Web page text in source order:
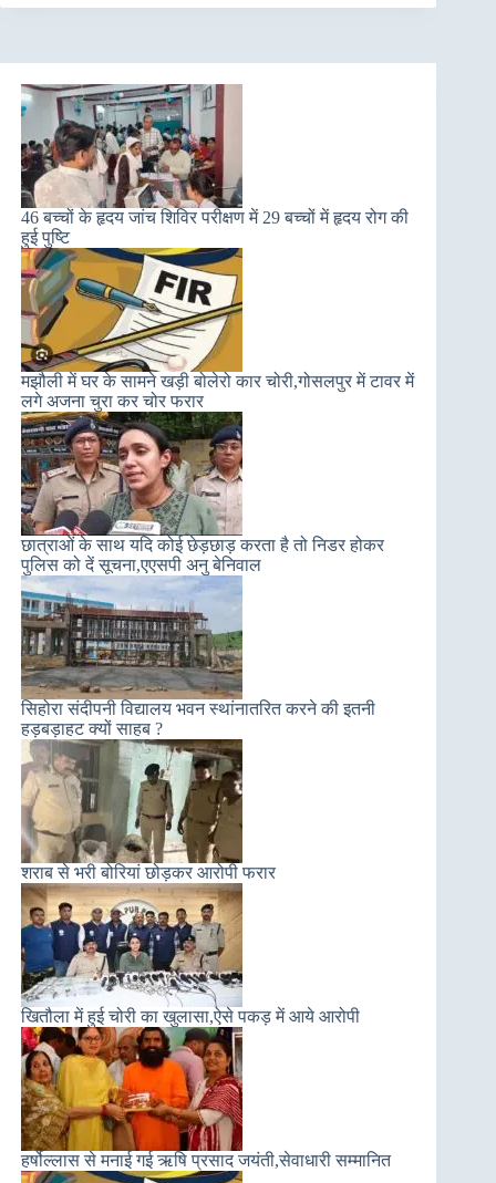
46 बच्चों के हृदय जांच शिविर परीक्षण में 29 बच्चों में हृदय रोग की
हुई पुष्टि
मझौली में घर के सामने खड़ी बोलेरो कार चोरी,गोसलपुर में टावर में
लगे अजना चुरा कर चोर फरार
छात्राओं के साथ यदि कोई छेड़छाड़ करता है तो निडर होकर
पुलिस को दें सूचना,एएसपी अनु बेनिवाल
सिहोरा संदीपनी विद्यालय भवन स्थांनातरित करने की इतनी
हड़बड़ाहट क्यों साहब ?
शराब से भरी बोरियां छोड़कर आरोपी फरार
खितौला में हुई चोरी का खुलासा,ऐसे पकड़ में आये आरोपी
हर्षोल्लास से मनाई गई ऋषि प्रसाद जयंती,सेवाधारी सम्मानित